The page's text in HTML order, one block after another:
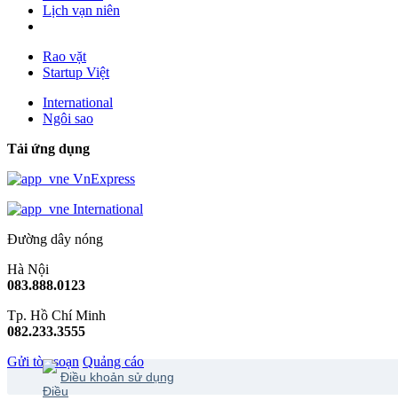
Lịch vạn niên
Rao vặt
Startup Việt
International
Ngôi sao
Tải ứng dụng
VnExpress
International
Đường dây nóng
Hà Nội
083.888.0123
Tp. Hồ Chí Minh
082.233.3555
Gửi tòa soạn Quảng cáo
Điều khoản sử dụng